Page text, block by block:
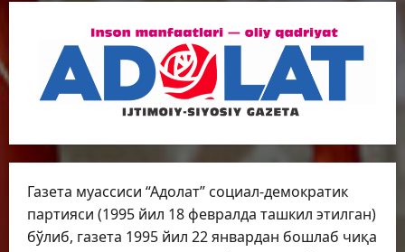
Газета муассиси “Адолат” социал-демократик
партияси (1995 йил 18 февралда ташкил этилган)
бўлиб, газета 1995 йил 22 январдан бошлаб чиқа